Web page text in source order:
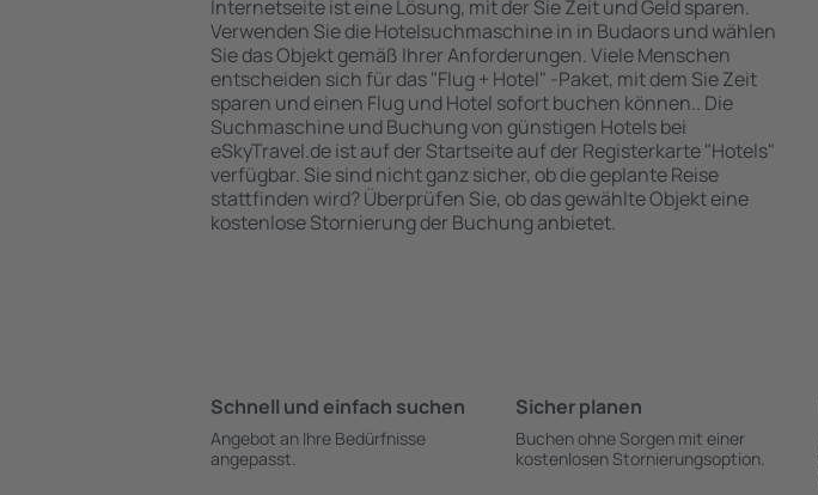
Internetseite ist eine Lösung, mit der Sie Zeit und Geld sparen.
Verwenden Sie die Hotelsuchmaschine in in Budaors und wählen
Sie das Objekt gemäß Ihrer Anforderungen. Viele Menschen
entscheiden sich für das "Flug + Hotel" -Paket, mit dem Sie Zeit
sparen und einen Flug und Hotel sofort buchen können.. Die
Suchmaschine und Buchung von günstigen Hotels bei
eSkyTravel.de ist auf der Startseite auf der Registerkarte "Hotels"
verfügbar. Sie sind nicht ganz sicher, ob die geplante Reise
stattfinden wird? Überprüfen Sie, ob das gewählte Objekt eine
kostenlose Stornierung der Buchung anbietet.
Schnell und einfach suchen
Angebot an Ihre Bedürfnisse
angepasst.
Sicher planen
Buchen ohne Sorgen mit einer
kostenlosen Stornierungsoption.